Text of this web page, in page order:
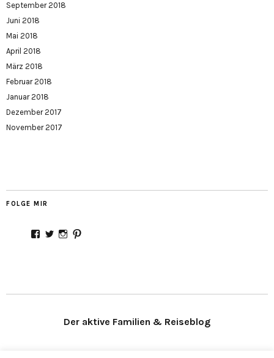
September 2018
Juni 2018
Mai 2018
April 2018
März 2018
Februar 2018
Januar 2018
Dezember 2017
November 2017
FOLGE MIR
ProfilProfilProfilProfil
Der aktive Familien & Reiseblog